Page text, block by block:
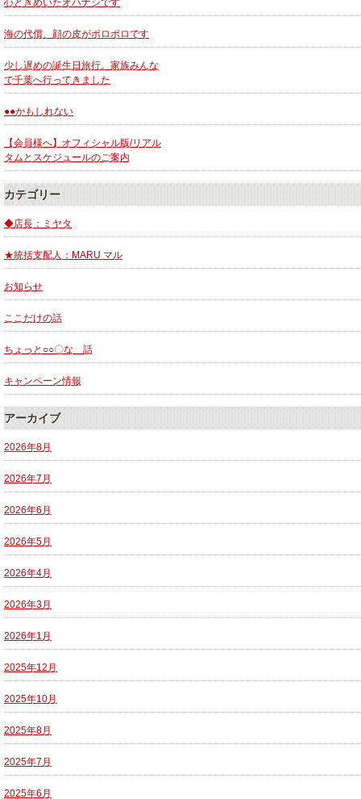
心ときめいたオハナシです
海の代償、顔の皮がポロポロです
少し遅めの誕生日旅行。家族みんな
で千葉へ行ってきました
●●かもしれない
【会員様へ】オフィシャル版/リアル
タムとスケジュールのご案内
カテゴリー
◆店長：ミヤタ
★統括支配人：MARU マル
お知らせ
ここだけの話
ちょっと○○〇な 話
キャンペーン情報
アーカイブ
2026年8月
2026年7月
2026年6月
2026年5月
2026年4月
2026年3月
2026年1月
2025年12月
2025年10月
2025年8月
2025年7月
2025年6月